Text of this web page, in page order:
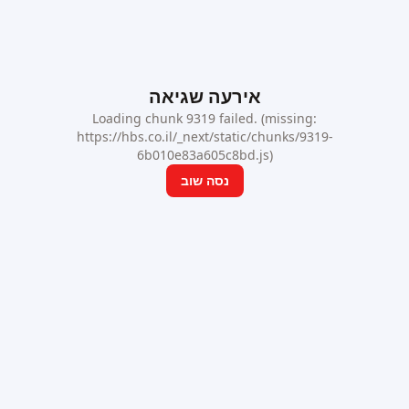
אירעה שגיאה
Loading chunk 9319 failed. (missing:
https://hbs.co.il/_next/static/chunks/9319-
6b010e83a605c8bd.js)